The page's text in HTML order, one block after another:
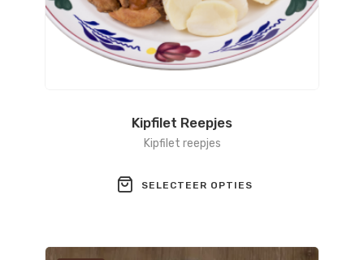
Kipfilet Reepjes
Kipfilet reepjes
SELECTEER OPTIES